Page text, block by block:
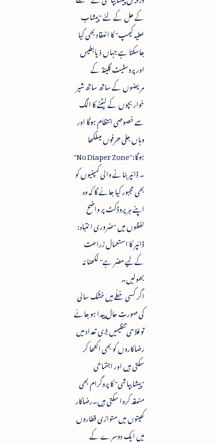
کے حل کے لئے "پیشاب
عطیہ کیمپ" کا انعقاد بھی کیا
جاسکتا ہے جہاں ذیابطیس
اور پروسٹیٹ گلینڈ کے
مریضوں کے ساتھ ساتھ شیر
خوار بچوں کے لیٹنے کا الگ
سے خصوصی انتظام ہوگا اور
وہاں جلی حرفوں میںلکھا
ہوگا:"No Diaper Zone"
۔ ڈائپر بنانے والی کمپنیوں کو
بھی مجبور کیا جائے گا کہ وہ
اپنے ہر پروڈکٹ پر واضح
لفظوں میں "ضروری ا نتباہ:
ڈائپر کا استعمال زراعت
کےلیے مضر ہے" لکھنا نہ
بھولیں۔
اگر کسی خطّے میں خشک سالی
کی صورتِ حال پیدا ہو جائے
تو فلاحی تنظیمیں بڑی تعداد میں
رضاکاروں کو بھی اکٹھا کر
سکتی ہیں اور اجتماعی
"پیشابپاشی" کا پروگرام بھی
منعقد کروا سکتی ہیں۔رضاکار
کھیتوں میں متوازی قطاروں
میں ایک دوسرے کے